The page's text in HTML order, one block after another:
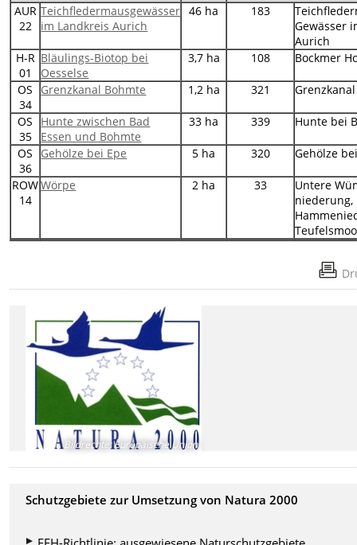
AUR
22
Teichfledermausgewässer
im Landkreis Aurich
46 ha 183
Gewässer
Aurich
H-R
01
Bläulings-Biotop bei
Oesselse
3,7 ha 108 Bockmer
OS
34
Grenzkanal Bohmte 1,2 ha 321 Grenzkanal
OS
35
Hunte zwischen Bad
Essen und Bohmte
33 ha 339 Hunte bei
OS
36
Gehölze bei Epe 5 ha 320 Gehölze
ROW
14
Wörpe 2 ha 33
Untere
Bildrechte:Europäische Union
Schutzgebiete zur Umsetzung von Natura 2000